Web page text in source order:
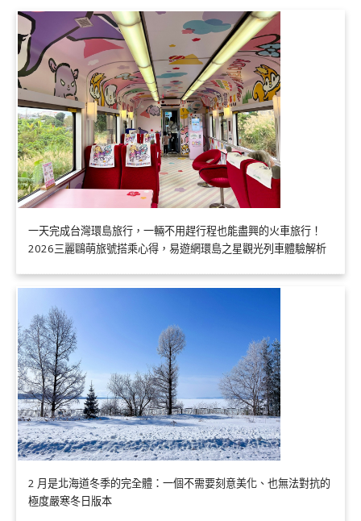
一天完成台灣環島旅行，一輛不用趕行程也能盡興的火車旅行！
2026三麗鷗萌旅號搭乘心得，易遊網環島之星觀光列車體驗解析
2 月是北海道冬季的完全體：一個不需要刻意美化、也無法對抗的
極度嚴寒冬日版本